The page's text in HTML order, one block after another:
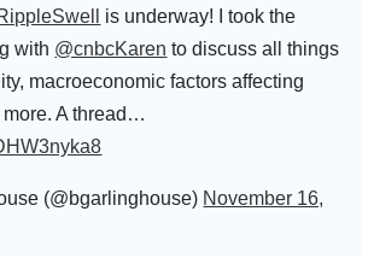
is underway! I took the
with @cnbcKaren to discuss all things
macroeconomic factors affecting
A thread…
(@bgarlinghouse) November 16,